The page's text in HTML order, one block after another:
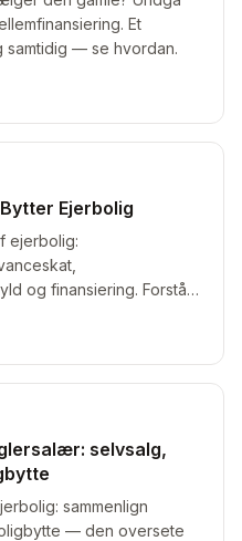
Et
— se hvordan.
Ejerbolig
ejerbolig:
og finansiering. Forstå
selvsalg,
sammenlign
— den oversete